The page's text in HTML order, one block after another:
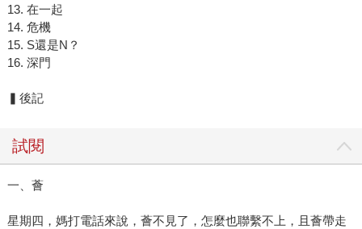
13. 在一起
14. 危機
15. S還是N？
16. 深門
▍後記
試閱
一、薈
星期四，媽打電話來說，薈不見了，怎麼也聯繫不上，且薈帶走